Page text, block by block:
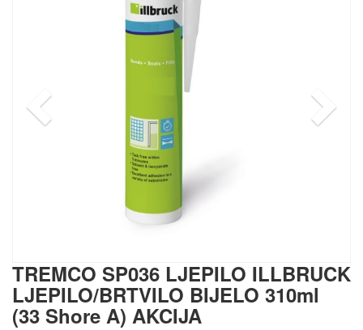
TREMCO SP036 LJEPILO ILLBRUCK
LJEPILO/BRTVILO BIJELO 310ml
(33 Shore A) AKCIJA